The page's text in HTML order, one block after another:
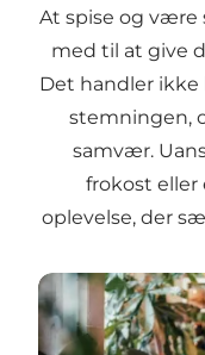
At spise og være
med til at give
Det handler
stemningen,
samvær.
frokost eller
oplevelse, der
På café i Aarhus